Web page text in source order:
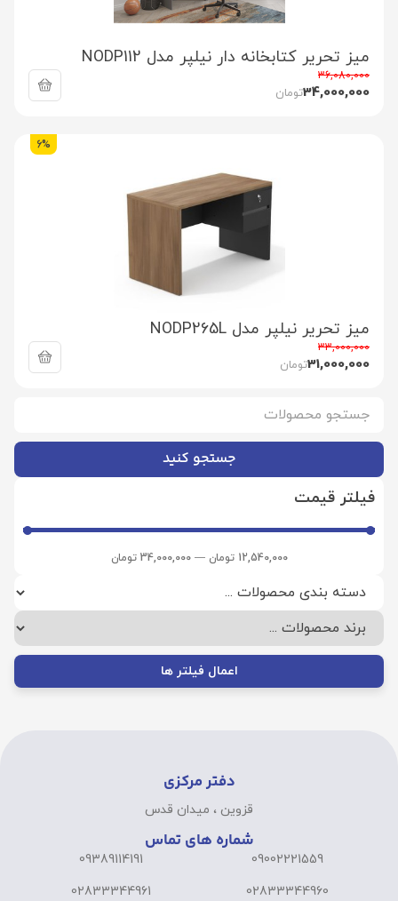
جستجو کنید
فیلتر قیمت
12,540,000 تومان —
34,000,000 تومان
اعمال فیلتر ها
میز تحریر کتابخانه دار نیلپر مدل NODP112
36,080,000
34,000,000تومان
6%
میز تحریر نیلپر مدل NODP265L
33,000,000
31,000,000تومان
دفتر مرکزی
قزوین ، میدان قدس
شماره های تماس
09002221559
02833344960
09389114191
02833344961